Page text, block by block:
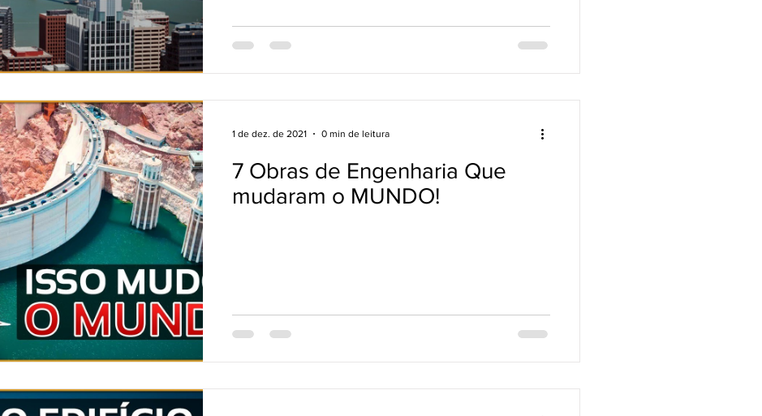
7 Obras de Engenharia Que
mudaram o MUNDO!
1 de dez. de 2021 0 min de leitura